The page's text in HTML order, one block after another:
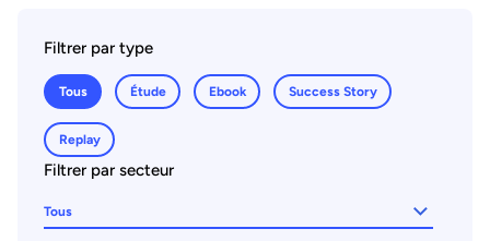
Filtrer par type
Tous Étude Ebook Success Story
Replay
Filtrer par secteur
Tous